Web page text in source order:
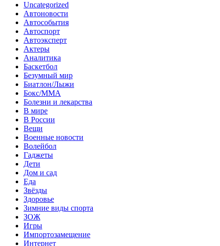
Uncategorized
Автоновости
Автособытия
Автоспорт
Автоэксперт
Актеры
Аналитика
Баскетбол
Безумный мир
Биатлон/Лыжи
Бокс/MMA
Болезни и лекарства
В мире
В России
Вещи
Военные новости
Волейбол
Гаджеты
Дети
Дом и сад
Еда
Звёзды
Здоровье
Зимние виды спорта
ЗОЖ
Игры
Импортозамещение
Интернет